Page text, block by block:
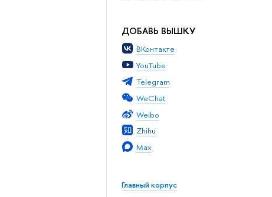
ДОБАВЬ ВЫШКУ
ВКонтакте
YouTube
Telegram
WeChat
Weibo
Zhihu
Max
Главный корпус